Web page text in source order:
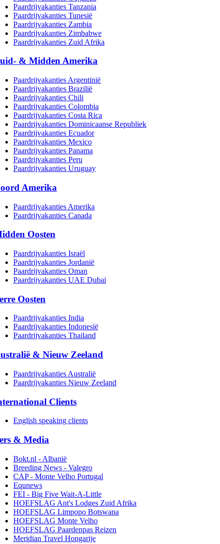
Paardrijvakanties Tanzania
Paardrijvakanties Tunesië
Paardrijvakanties Zambia
Paardrijvakanties Zimbabwe
Paardrijvakanties Zuid Afrika
& Midden Amerika
Paardrijvakanties Argentinië
Paardrijvakanties Brazilië
Paardrijvakanties Chili
Paardrijvakanties Colombia
Paardrijvakanties Costa Rica
Paardrijvakanties Dominicaanse Republiek
Paardrijvakanties Ecuador
Paardrijvakanties Mexico
Paardrijvakanties Panama
Paardrijvakanties Peru
Paardrijvakanties Uruguay
Amerika
Paardrijvakanties Amerika
Paardrijvakanties Canada
Oosten
Paardrijvakanties Israël
Paardrijvakanties Jordanië
Paardrijvakanties Oman
Paardrijvakanties UAE Dubai
Oosten
Paardrijvakanties India
Paardrijvakanties Indonesië
Paardrijvakanties Thailand
& Nieuw Zeeland
Paardrijvakanties Australië
Paardrijvakanties Nieuw Zeeland
Clients
English speaking clients
& Media
Bokt.nl - Albanië
Breeding News - Valegro
CAP - Monte Velho Portugal
Equnews
FEI - Big Five Wait-A-Little
HOEFSLAG Ant's Lodges Zuid Afrika
HOEFSLAG Limpopo Botswana
HOEFSLAG Monte Velho
HOEFSLAG Paardenpas Reizen
Meridian Travel Hongarije